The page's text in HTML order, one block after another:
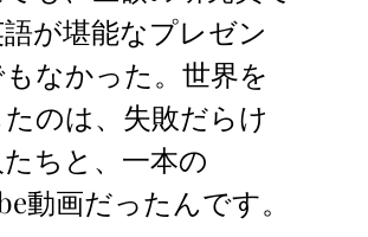
d
s
dI
n
t
d
o
n
が堪能なプレゼン
なかった。世界を
のは、失敗だらけ
ちと、一本の
動画だったんです。